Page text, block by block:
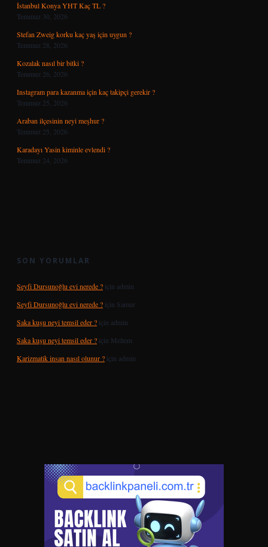
İstanbul Konya YHT Kaç TL ?
Temmuz 30, 2026
Stefan Zweig korku kaç yaş için uygun ?
Temmuz 28, 2026
Kozalak nasıl bir bitki ?
Temmuz 26, 2026
Instagram para kazanma için kaç takipçi gerekir ?
Temmuz 25, 2026
Araban ilçesinin neyi meşhur ?
Temmuz 25, 2026
Karadayı Yasin kiminle evlendi ?
Temmuz 24, 2026
SON YORUMLAR
Seyfi Dursunoğlu evi nerede ? için admin
Seyfi Dursunoğlu evi nerede ? için Samur
Saka kuşu neyi temsil eder ? için admin
Saka kuşu neyi temsil eder ? için Meltem
Karizmatik insan nasıl olunur ? için admin